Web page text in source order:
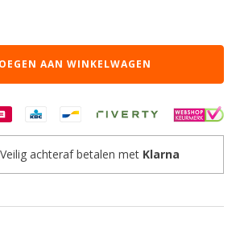
AAN WINKELWAGEN
Veilig achteraf betalen met Klarna